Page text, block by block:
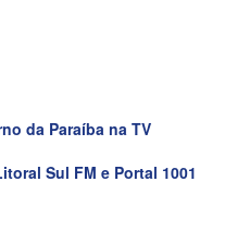
da Paraíba na TV
Sul FM e Portal 1001